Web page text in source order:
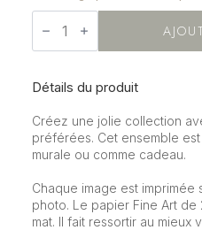
quantité
de
Pack
Détails du produit
Créez une jolie collection
préférées. Cet ensemble
murale ou comme cadeau.
Chaque image est
photo. Le papier Fine Art
mat. Il fait ressortir au